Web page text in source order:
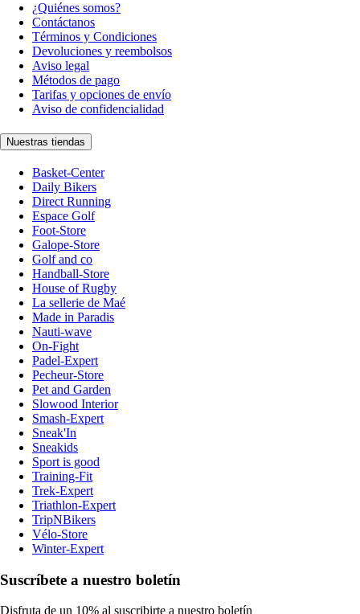
¿Quiénes somos?
Contáctanos
Términos y Condiciones
Devoluciones y reembolsos
Aviso legal
Métodos de pago
Tarifas y opciones de envío
Aviso de confidencialidad
Nuestras tiendas
Basket-Center
Daily Bikers
Direct Running
Espace Golf
Foot-Store
Galope-Store
Golf and co
Handball-Store
House of Rugby
La sellerie de Maé
Made in Paradis
Nauti-wave
On-Fight
Padel-Expert
Pecheur-Store
Pet and Garden
Slowood Interior
Smash-Expert
Sneak'In
Sneakids
Sport is good
Training-Fit
Trek-Expert
Triathlon-Expert
TripNBikers
Vélo-Store
Winter-Expert
Suscríbete a nuestro boletín
Disfruta de un 10% al suscribirte a nuestro boletín